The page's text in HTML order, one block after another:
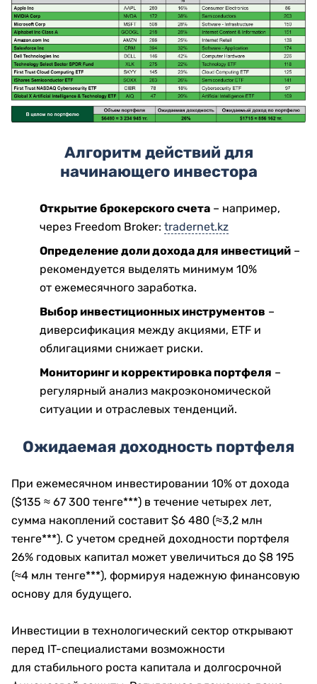
Алгоритм действий для
начинающего инвестора
Открытие брокерского счета – например,
через Freedom Broker: tradernet.kz
Определение доли дохода для инвестиций –
рекомендуется выделять минимум 10%
от ежемесячного заработка.
Выбор инвестиционных инструментов –
диверсификация между акциями, ETF и
облигациями снижает риски.
Мониторинг и корректировка портфеля –
регулярный анализ макроэкономической
ситуации и отраслевых тенденций.
Ожидаемая доходность портфеля
При ежемесячном инвестировании 10% от дохода
($135 ≈ 67 300 тенге***) в течение четырех лет,
сумма накоплений составит $6 480 (≈3,2 млн
тенге***). С учетом средней доходности портфеля
26% годовых капитал может увеличиться до $8 195
(≈4 млн тенге***), формируя надежную финансовую
основу для будущего.
Инвестиции в технологический сектор открывают
перед IT-специалистами возможности
для стабильного роста капитала и долгосрочной